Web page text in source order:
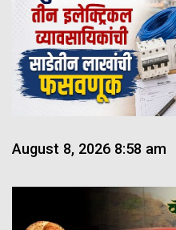
August 8, 2026 8:58 am